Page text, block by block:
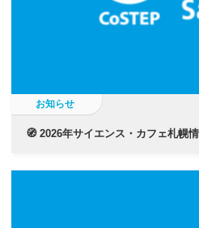
お知らせ
🧭 2026年サイエンス・カフェ札幌